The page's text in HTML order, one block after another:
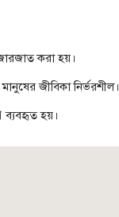
করা হয়।
জীবিকা নির্ভরশীল।
ব্যবহৃত হয়।